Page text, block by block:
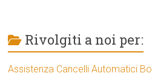
Rivolgiti a noi per:
Assistenza Cancelli Automatici